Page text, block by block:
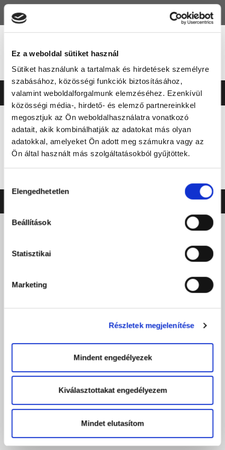
Ez a weboldal sütiket használ
Sütiket használunk a tartalmak és hirdetések személyre
szabásához, közösségi funkciók biztosításához,
valamint weboldalforgalmunk elemzéséhez. Ezenkívül
közösségi média-, hirdető- és elemző partnereinkkel
megosztjuk az Ön weboldalhasználatra vonatkozó
adatait, akik kombinálhatják az adatokat más olyan
adatokkal, amelyeket Ön adott meg számukra vagy az
Ön által használt más szolgáltatásokból gyűjtöttek.
kiválasztása
Elengedhetetlen
Beállítások
Statisztikai
Marketing
Részletek megjelenítése
Mindent engedélyezek
Kiválasztottakat engedélyezem
Mindet elutasítom
1970.01.01. |57 YEARS AGO
NEOSOFT